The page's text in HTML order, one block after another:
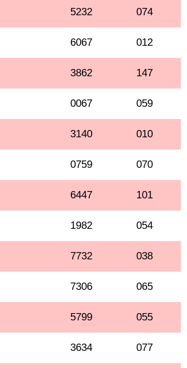
5232 074
6067 012
3862 147
0067 059
3140 010
0759 070
6447 101
1982 054
7732 038
7306 065
5799 055
3634 077